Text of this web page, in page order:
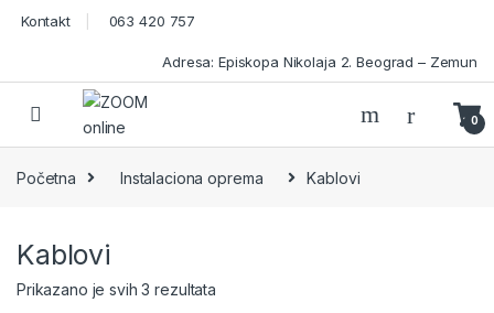
Skip to navigation
Skip to content
Kontakt 063 420 757
Adresa: Episkopa Nikolaja 2. Beograd – Zemun
Open 0
Početna Instalaciona oprema Kablovi
Kablovi
Prikazano je svih 3 rezultata